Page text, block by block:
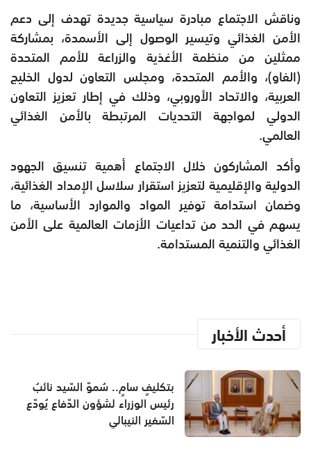
‏وناقش الاجتماع مبادرة سياسية جديدة تهدف إلى دعم
الأمن الغذائي وتيسير الوصول إلى الأسمدة، بمشاركة
ممثلين من منظمة الأغذية والزراعة للأمم المتحدة
(الفاو)، والأمم المتحدة، ومجلس التعاون لدول الخليج
العربية، والاتحاد الأوروبي، وذلك في إطار تعزيز التعاون
الدولي لمواجهة التحديات المرتبطة بالأمن الغذائي
العالمي.
‏وأكد المشاركون خلال الاجتماع أهمية تنسيق الجهود
الدولية والإقليمية لتعزيز استقرار سلاسل الإمداد الغذائية،
وضمان استدامة توفير المواد والموارد الأساسية، ما
يسهم في الحد من تداعيات الأزمات العالمية على الأمن
الغذائي والتنمية المستدامة.
أحدث الأخبار
بتكليفٍ سامٍ.. سُموّ السّيد نائبُ
رئيس الوزراء لشؤون الدّفاع يُودّع
السّفير النيبالي